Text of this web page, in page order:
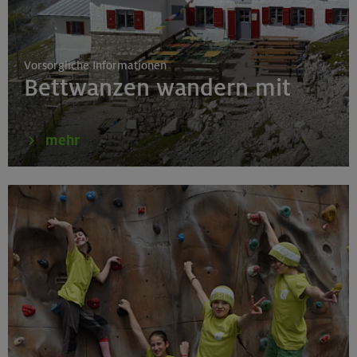
Schnupperkletterkurs indoor
München
19.08.26
Fahrtechnik I - Basic - Kompakt
21.-25.08.26
Hohe Gipfel in der wilden Texelgruppe
Ötztaler Alpen
Vorsorgliche Informationen
Bettwanzen wandern mit
mehr